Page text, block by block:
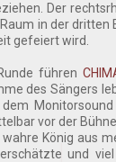
Der
in der
gefeiert wird.
führen
des Sängers
vor der
König aus
und